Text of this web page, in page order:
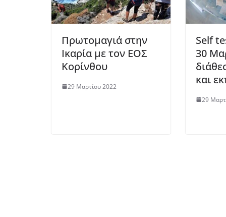
Πρωτομαγιά στην
Ικαρία με τον ΕΟΣ
Κορίνθου
29 Μαρτίου 2022
Self
30
και
29